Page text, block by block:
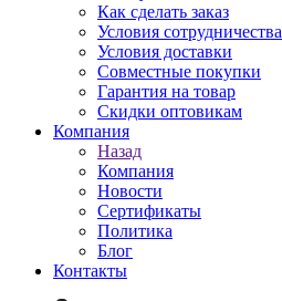
Как сделать заказ
Условия сотрудничества
Условия доставки
Совместные покупки
Гарантия на товар
Скидки оптовикам
Компания
Назад
Компания
Новости
Сертификаты
Политика
Блог
Контакты